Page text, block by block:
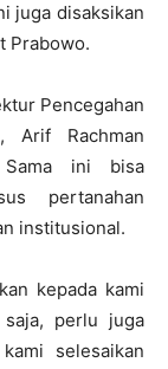
juga disaksikan
Prabowo.
Pencegahan
Arif Rachman
Sama ini bisa
pertanahan
institusional.
kepada kami
saja, perlu juga
selesaikan